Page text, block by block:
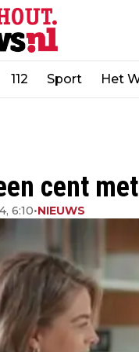
112 Sport Het
cent
6:10•NIEUWS